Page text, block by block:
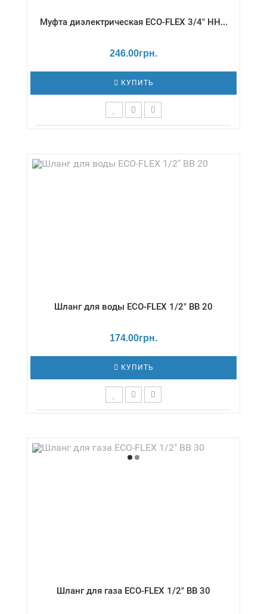
Муфта диэлектрическая ECO-FLEX 3/4" НН...
246.00грн.
КУПИТЬ
Шланг для воды ECO-FLEX 1/2" ВВ 20
174.00грн.
КУПИТЬ
+130 °С / Серия - Вода/стандарт
Шланг для газа ECO-FLEX 1/2" ВВ 30